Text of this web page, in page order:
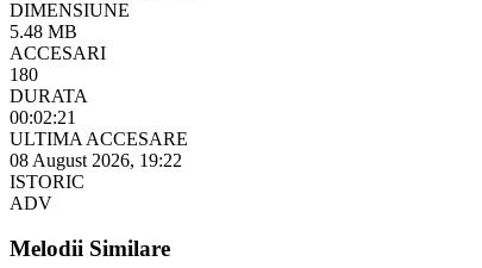
DIMENSIUNE
5.48 MB
ACCESARI
180
DURATA
00:02:21
ULTIMA ACCESARE
08 August 2026, 19:22
ISTORIC
ADV
Melodii Similare